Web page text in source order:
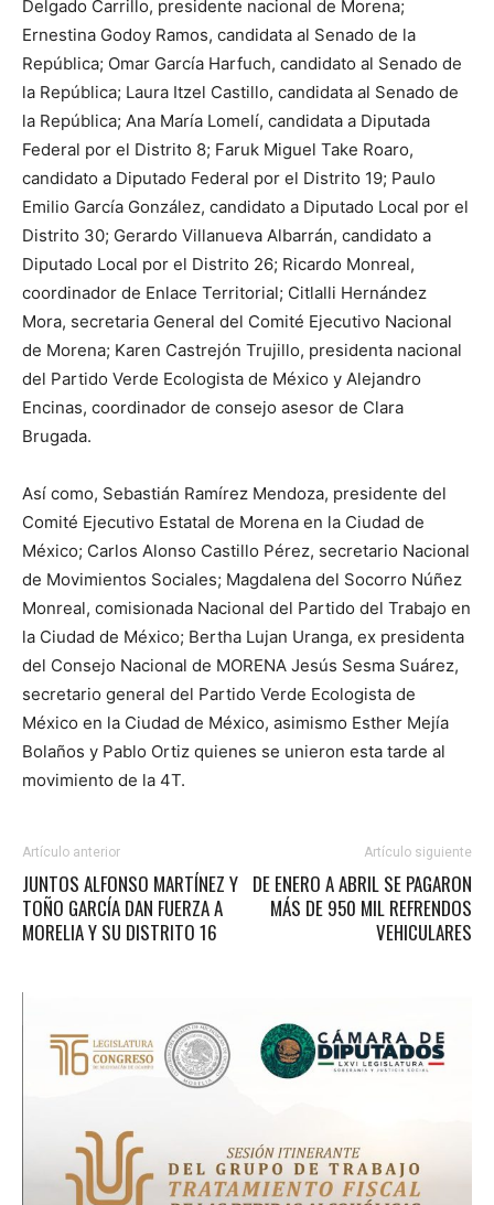
Delgado Carrillo, presidente nacional de Morena;
Ernestina Godoy Ramos, candidata al Senado de la
República; Omar García Harfuch, candidato al Senado de
la República; Laura Itzel Castillo, candidata al Senado de
la República; Ana María Lomelí, candidata a Diputada
Federal por el Distrito 8; Faruk Miguel Take Roaro,
candidato a Diputado Federal por el Distrito 19; Paulo
Emilio García González, candidato a Diputado Local por el
Distrito 30; Gerardo Villanueva Albarrán, candidato a
Diputado Local por el Distrito 26; Ricardo Monreal,
coordinador de Enlace Territorial; Citlalli Hernández
Mora, secretaria General del Comité Ejecutivo Nacional
de Morena; Karen Castrejón Trujillo, presidenta nacional
del Partido Verde Ecologista de México y Alejandro
Encinas, coordinador de consejo asesor de Clara
Brugada.
Así como, Sebastián Ramírez Mendoza, presidente del
Comité Ejecutivo Estatal de Morena en la Ciudad de
México; Carlos Alonso Castillo Pérez, secretario Nacional
de Movimientos Sociales; Magdalena del Socorro Núñez
Monreal, comisionada Nacional del Partido del Trabajo en
la Ciudad de México; Bertha Lujan Uranga, ex presidenta
del Consejo Nacional de MORENA Jesús Sesma Suárez,
secretario general del Partido Verde Ecologista de
México en la Ciudad de México, asimismo Esther Mejía
Bolaños y Pablo Ortiz quienes se unieron esta tarde al
movimiento de la 4T.
Artículo anterior
JUNTOS ALFONSO MARTÍNEZ Y
TOÑO GARCÍA DAN FUERZA A
MORELIA Y SU DISTRITO 16
Artículo siguiente
DE ENERO A ABRIL SE PAGARON
MÁS DE 950 MIL REFRENDOS
VEHICULARES